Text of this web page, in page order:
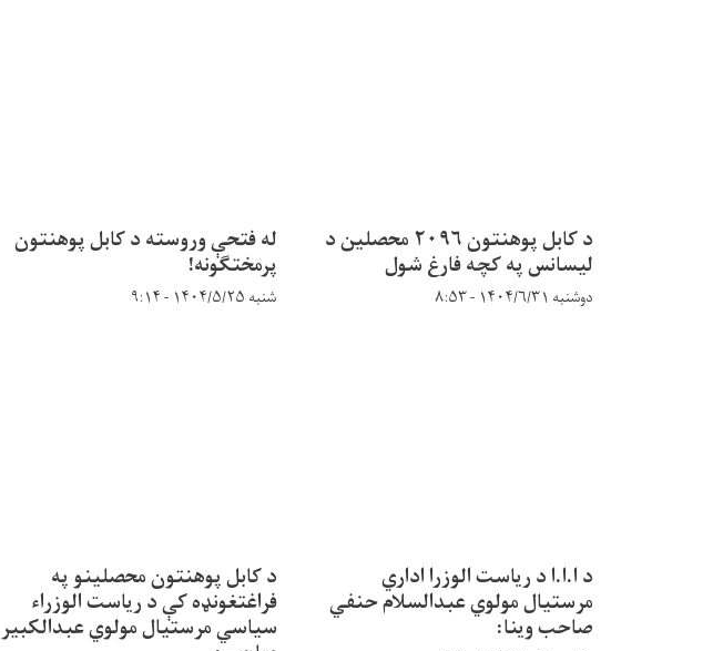
د کابل پوهنتون ۲۰۹۶ محصلین د
لیسانس په کچه فارغ شول
دوشنبه ۱۴۰۴/۶/۳۱ - ۸:۵۳
له فتحې وروسته د کابل پوهنتون
پرمختګونه!
شنبه ۱۴۰۴/۵/۲۵ - ۹:۱۴
د ا.ا.ا د ریاست الوزرا اداري
مرستیال مولوي عبدالسلام حنفي
صاحب وینا:
د کابل پوهنتون محصلینو په
فراغتغونډه کې د ریاست الوزراء
سیاسي مرستیال مولوي عبدالکبیر